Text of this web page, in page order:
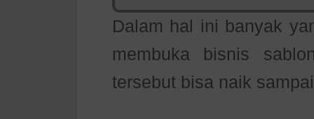
Dalam hal ini banyak
membuka bisnis
tersebut bisa naik